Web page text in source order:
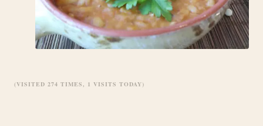
(VISITED 274 TIMES, 1 VISITS TODAY)